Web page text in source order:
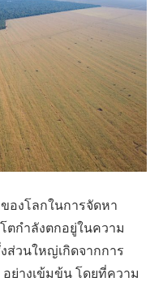
องโลกในการจัดหา
ตกำลังตกอยู่ในความ
ส่วนใหญ่เกิดจากการ
ย่างเข้มข้น โดยที่ความ